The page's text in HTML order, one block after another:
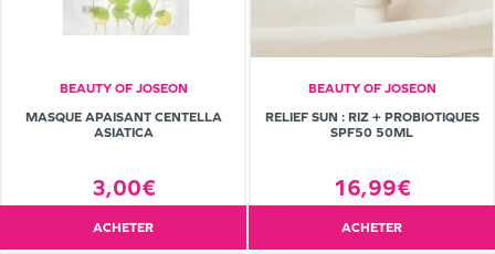
BEAUTY OF JOSEON
MASQUE APAISANT CENTELLA
ASIATICA
3,00€
ACHETER
BEAUTY OF JOSEON
RELIEF SUN : RIZ + PROBIOTIQUES
SPF50 50ML
16,99€
ACHETER